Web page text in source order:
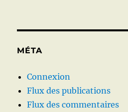
MÉTA
Connexion
Flux des publications
Flux des commentaires